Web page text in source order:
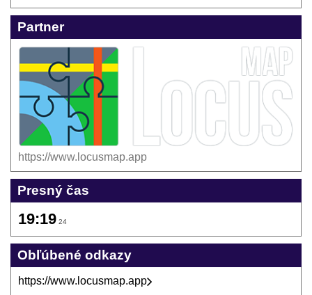
Partner
https://www.locusmap.app
Presný čas
19:19 24
Obľúbené odkazy
https://www.locusmap.app